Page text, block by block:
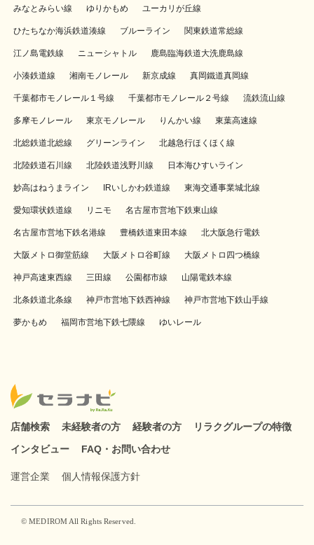
みなとみらい線 ゆりかもめ ユーカリが丘線
ひたちなか海浜鉄道湊線 ブルーライン 関東鉄道常総線
江ノ島電鉄線 ニューシャトル 鹿島臨海鉄道大洗鹿島線
小湊鉄道線 湘南モノレール 新京成線 真岡鐵道真岡線
千葉都市モノレール１号線 千葉都市モノレール２号線 流鉄流山線
多摩モノレール 東京モノレール りんかい線 東葉高速線
北総鉄道北総線 グリーンライン 北越急行ほくほく線
北陸鉄道石川線 北陸鉄道浅野川線 日本海ひすいライン
妙高はねうまライン IRいしかわ鉄道線 東海交通事業城北線
愛知環状鉄道線 リニモ 名古屋市営地下鉄東山線
名古屋市営地下鉄名港線 豊橋鉄道東田本線 北大阪急行電鉄
大阪メトロ御堂筋線 大阪メトロ谷町線 大阪メトロ四つ橋線
神戸高速東西線 三田線 公園都市線 山陽電鉄本線
北条鉄道北条線 神戸市営地下鉄西神線 神戸市営地下鉄山手線
夢かもめ 福岡市営地下鉄七隈線 ゆいレール
店舗検索 未経験者の方 経験者の方
リラクグループの特徴
インタビュー
FAQ・お問い合わせ
運営企業 個人情報保護方針
© MEDIROM All Rights Reserved.